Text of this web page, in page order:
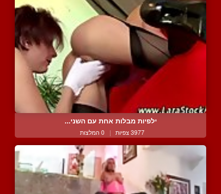
ילפיות מבלות אחת עם השני...
3977 צפיות | 0 המלצות